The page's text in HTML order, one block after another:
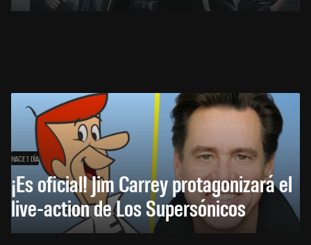
HACE 1 DÍA
¡Es oficial! Jim Carrey protagonizará el
live-action de Los Supersónicos